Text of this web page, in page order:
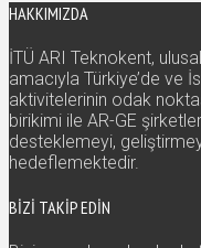
HAKKIMIZDA
İTÜ ARI Teknokent,
amacıyla Türkiye’de ve
aktivitelerinin odak
birikimi ile AR-GE
desteklemeyi,
hedeflemektedir.
BIZI TAKIP EDIN